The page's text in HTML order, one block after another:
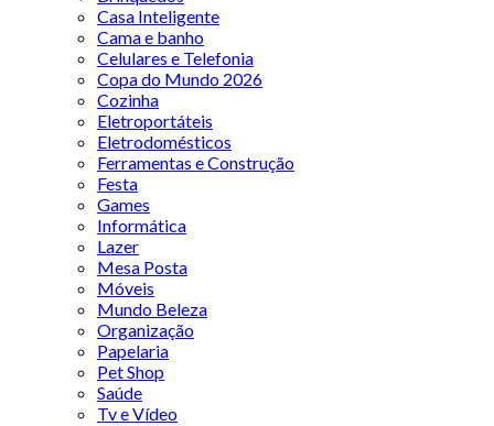
Casa Inteligente
Cama e banho
Celulares e Telefonia
Copa do Mundo 2026
Cozinha
Eletroportáteis
Eletrodomésticos
Ferramentas e Construção
Festa
Games
Informática
Lazer
Mesa Posta
Móveis
Mundo Beleza
Organização
Papelaria
Pet Shop
Saúde
Tv e Vídeo